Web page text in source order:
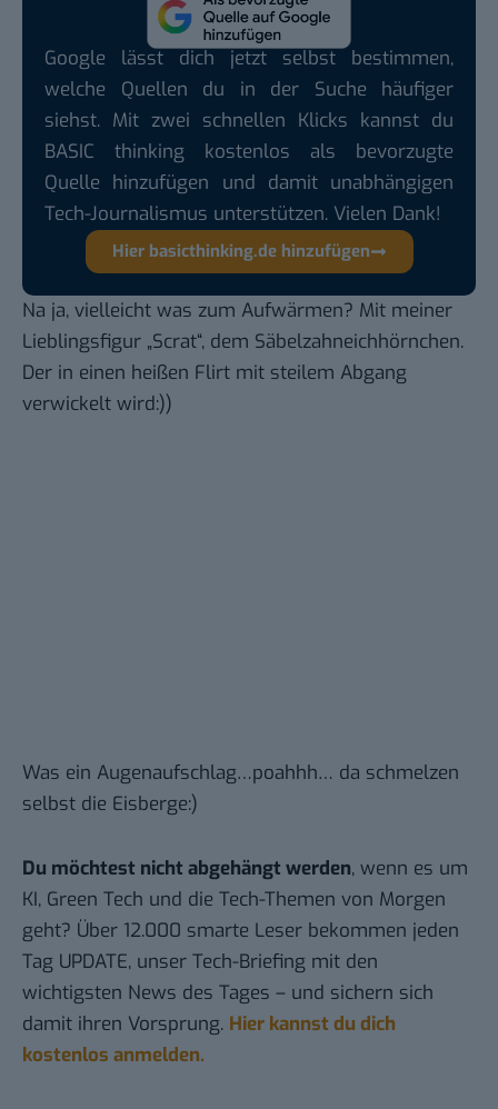
Google lässt dich jetzt selbst bestimmen,
welche Quellen du in der Suche häufiger
siehst. Mit zwei schnellen Klicks kannst du
BASIC thinking kostenlos als bevorzugte
Quelle hinzufügen und damit unabhängigen
Tech-Journalismus unterstützen. Vielen Dank!
Hier basicthinking.de hinzufügen
Na ja, vielleicht was zum Aufwärmen? Mit meiner
Lieblingsfigur „Scrat“, dem Säbelzahneichhörnchen.
Der in einen heißen Flirt mit steilem Abgang
verwickelt wird:))
Was ein Augenaufschlag…poahhh… da schmelzen
selbst die Eisberge:)
Du möchtest nicht abgehängt werden, wenn es um
KI, Green Tech und die Tech-Themen von Morgen
geht? Über 12.000 smarte Leser bekommen jeden
Tag UPDATE, unser Tech-Briefing mit den
wichtigsten News des Tages – und sichern sich
damit ihren Vorsprung. Hier kannst du dich
kostenlos anmelden.